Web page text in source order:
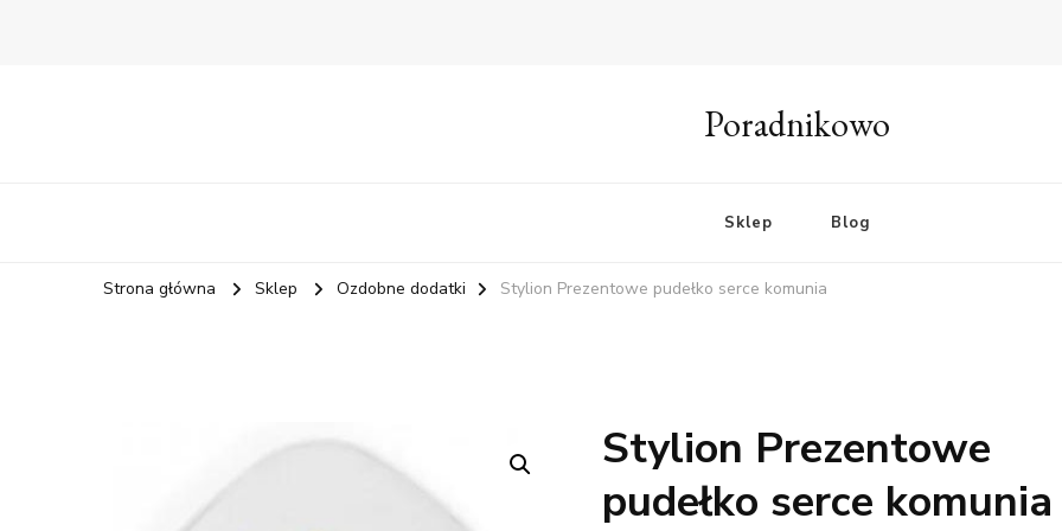
Poradnikowo
Sklep Blog
Strona główna Sklep Ozdobne dodatki Stylion Prezentowe pudełko serce komunia
Stylion Prezentowe
pudełko serce komunia